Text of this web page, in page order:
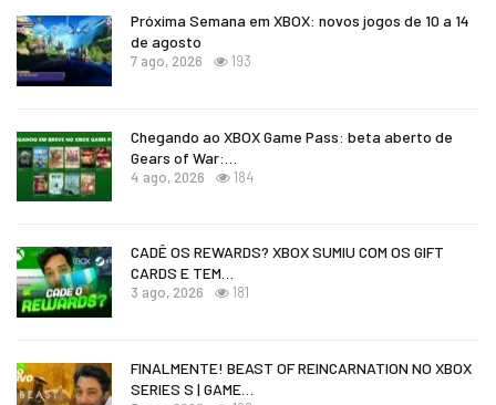
Próxima Semana em XBOX: novos jogos de 10 a 14
de agosto
7 ago, 2026 193
Chegando ao XBOX Game Pass: beta aberto de
Gears of War:…
4 ago, 2026 184
CADÊ OS REWARDS? XBOX SUMIU COM OS GIFT
CARDS E TEM…
3 ago, 2026 181
FINALMENTE! BEAST OF REINCARNATION NO XBOX
SERIES S | GAME…